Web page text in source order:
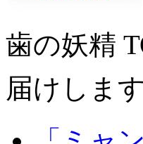
歯の妖精
届けします